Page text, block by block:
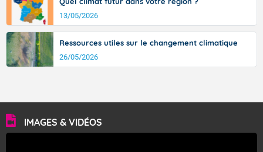
13/05/2026
Ressources utiles sur le changement climatique
26/05/2026
IMAGES & VIDÉOS